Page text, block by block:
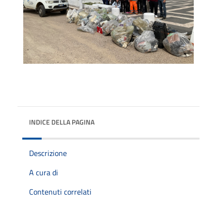
INDICE DELLA PAGINA
Descrizione
A cura di
Contenuti correlati